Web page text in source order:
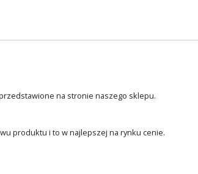
na stronie naszego sklepu.
produktu i to w najlepszej na rynku cenie.